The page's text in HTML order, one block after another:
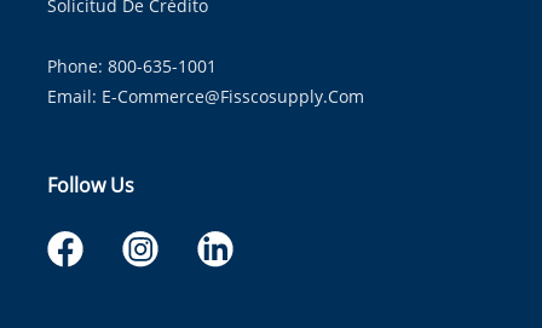
Solicitud De Crédito
Phone: 800-635-1001
Email: E-Commerce@fisscosupply.com
Follow Us